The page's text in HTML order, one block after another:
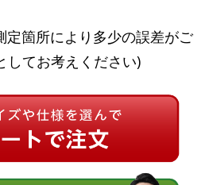
定箇所により多少の誤差がご
してお考えください)